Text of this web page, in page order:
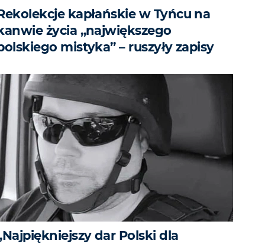
kapłańskie w Tyńcu na
życia „największego
mistyka” – ruszyły zapisy
dar Polski dla